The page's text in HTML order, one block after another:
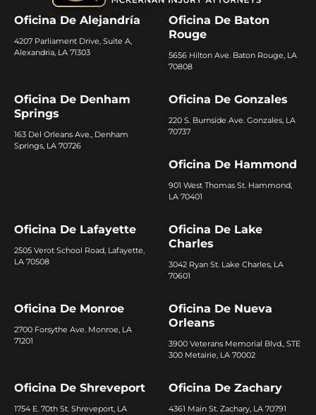
Oficina De Alejandría
4207 Parliament Drive, Suite A,
Alexandria, LA 71303
Oficina De Baton
Rouge
5656 Hilton Ave. Baton Rouge, LA
70808
Oficina De Denham
Springs
163 Del Orleans Ave., Denham
Springs, LA 70726
Oficina De Gonzales
220 S. Burnside Ave. Gonzales, LA
70737
Oficina De Hammond
901 West Thomas St. Hammond,
LA 70401
Oficina De Lafayette
2505 Verot School Road, Lafayette,
LA 70508
Oficina De Lake
Charles
3042 Ryan St. Lake Charles, LA
70601
Oficina De Monroe
2700 Forsythe Ave. Monroe, LA
71201
Oficina De Nueva
Orleans
3900 Veterans Memorial Blvd., STE
300 Metairie, LA 70002
Oficina De Shreveport
1754 E. 70th St. Shreveport, LA
Oficina De Zachary
4361 Main St. Zachary, LA 70791